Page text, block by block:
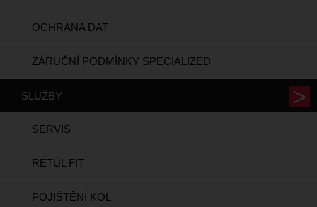
OCHRANA DAT
ZÁRUČNÍ PODMÍNKY SPECIALIZED
SLUŽBY
SERVIS
RETÜL FIT
POJIŠTĚNÍ KOL